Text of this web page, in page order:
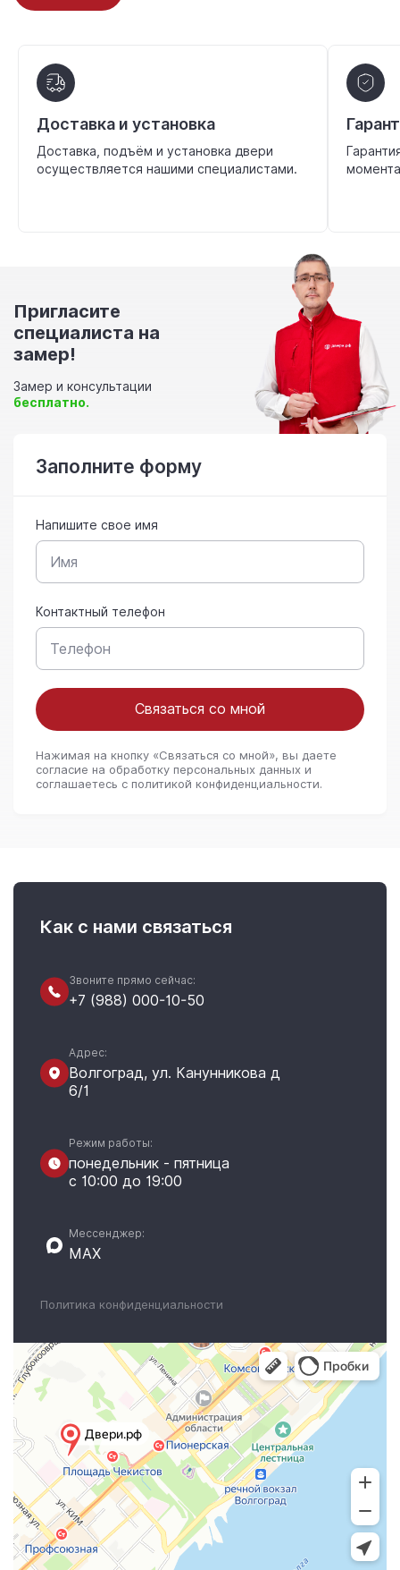
Доставка и установка
Доставка, подъём и установка двери
осуществляется нашими специалистами.
Пригласите
специалиста на
замер!
Замер и консультации
бесплатно.
Заполните форму
Напишите свое имя
Контактный телефон
Связаться со мной
Нажимая на кнопку «Связаться со мной», вы даете
согласие на обработку персональных данных и
соглашаетесь c политикой конфиденциальности.
Как с нами связаться
Звоните прямо сейчас:
+7 (988) 000-10-50
Адрес:
Волгоград, ул. Канунникова д
6/1
Режим работы:
понедельник - пятница
с 10:00 до 19:00
Мессенджер:
MAX
Политика конфиденциальности